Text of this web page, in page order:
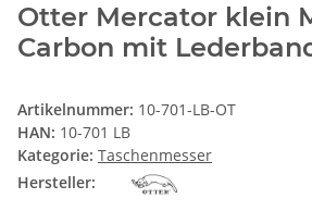
Otter Mercator klein
Carbon mit
Artikelnummer: 10-701-LB-OT
HAN: 10-701 LB
Kategorie: Taschenmesser
Hersteller: